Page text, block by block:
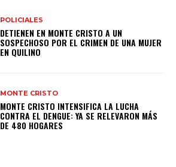
POLICIALES
DETIENEN EN MONTE CRISTO A UN
SOSPECHOSO POR EL CRIMEN DE UNA MUJER
EN QUILINO
MONTE CRISTO
MONTE CRISTO INTENSIFICA LA LUCHA
CONTRA EL DENGUE: YA SE RELEVARON MÁS
DE 480 HOGARES